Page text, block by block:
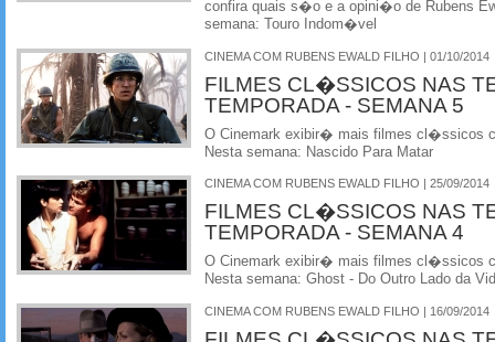
confira quais s�o e a opini�o de Rubens
semana: Touro Indom�vel
CINEMA COM RUBENS EWALD FILHO | 01/10/2014
FILMES CL�SSICOS NAS
TEMPORADA - SEMANA 5
O Cinemark exibir� mais filmes cl�ssicos
Nesta semana: Nascido Para Matar
CINEMA COM RUBENS EWALD FILHO | 25/09/2014
FILMES CL�SSICOS NAS
TEMPORADA - SEMANA 4
O Cinemark exibir� mais filmes cl�ssicos
Nesta semana: Ghost - Do Outro Lado da
CINEMA COM RUBENS EWALD FILHO | 16/09/2014